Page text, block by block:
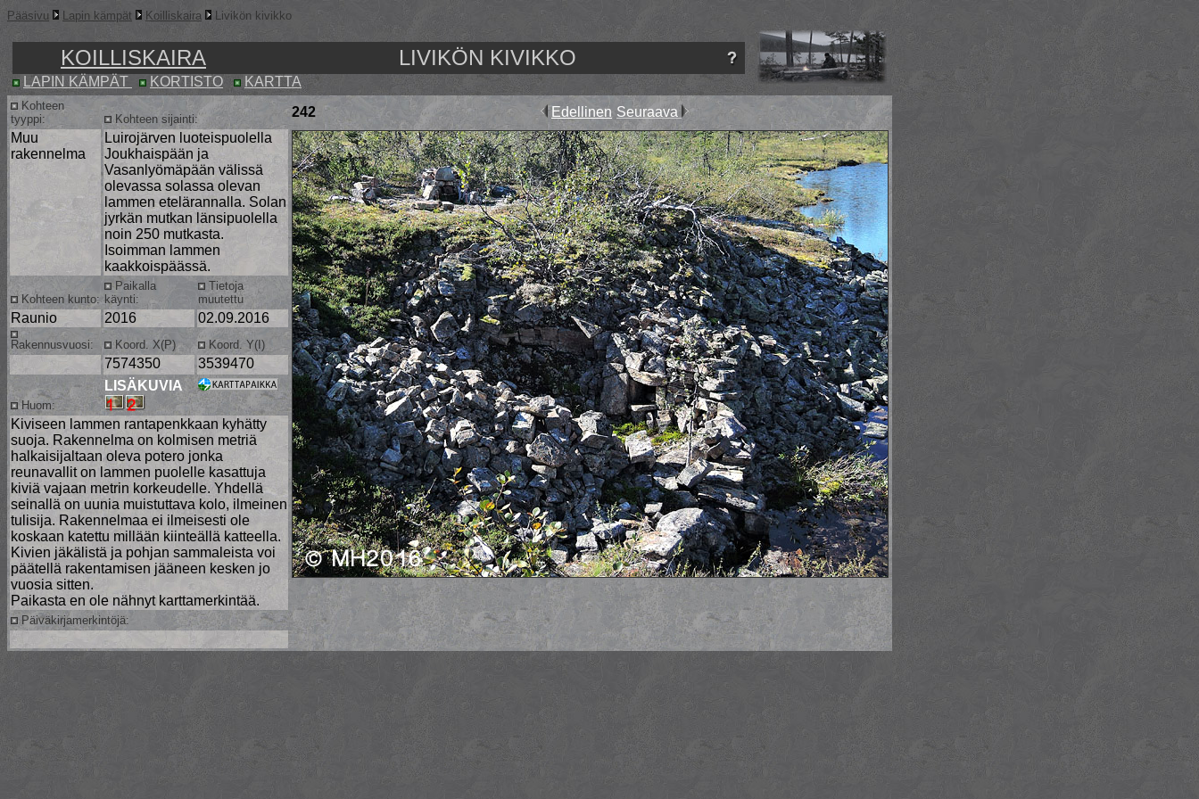
Pääsivu Lapin kämpät Koilliskaira Livikön kivikko
KOILLISKAIRA LIVIKÖN KIVIKKO
LAPIN KÄMPÄT KORTISTO KARTTA
Kohteen
tyyppi:
Kohteen sijainti: 242 Edellinen Seuraava
Muu
rakennelma
Luirojärven luoteispuolella
Joukhaispään ja
Vasanlyömäpään välissä
olevassa solassa olevan
lammen etelärannalla. Solan
jyrkän mutkan länsipuolella
noin 250 mutkasta.
Isoimman lammen
kaakkoispäässä.
Kohteen kunto:
Paikalla
käynti:
Tietoja
muutettu
Raunio 2016 02.09.2016
Rakennusvuosi: Koord. X(P) Koord. Y(I)
7574350 3539470
Huom:
LISÄKUVIA
Kiviseen lammen rantapenkkaan kyhätty
suoja. Rakennelma on kolmisen metriä
halkaisijaltaan oleva potero jonka
reunavallit on lammen puolelle kasattuja
kiviä vajaan metrin korkeudelle. Yhdellä
seinallä on uunia muistuttava kolo, ilmeinen
tulisija. Rakennelmaa ei ilmeisesti ole
koskaan katettu millään kiinteällä katteella.
Kivien jäkälistä ja pohjan sammaleista voi
päätellä rakentamisen jääneen kesken jo
vuosia sitten.
Paikasta en ole nähnyt karttamerkintää.
Päiväkirjamerkintöjä: